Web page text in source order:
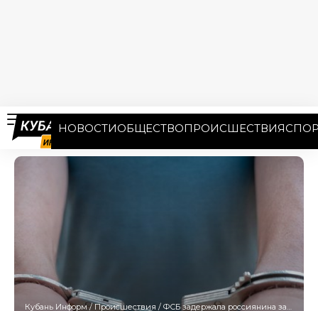
НОВОСТИОБЩЕСТВОПРОИСШЕСТВИЯ
Кубань Информ/ Происшествия / ФСБ задержала россиянина за подготовку теракта на энергообъекте Кубани